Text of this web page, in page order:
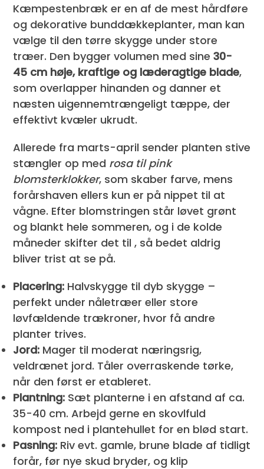
Kæmpestenbræk er en af de mest hårdføre
og dekorative bunddækkeplanter, man kan
vælge til den tørre skygge under store
træer. Den bygger volumen med sine30-
45 cm høje, kraftige og læderagtige blade,
som overlapper hinanden og danner et
næsten uigennemtrængeligt tæppe, der
effektivt kvæler ukrudt.
Allerede fra marts-april sender planten stive
stængler op med rosa til pink
blomsterklokker, som skaber farve, mens
forårshaven ellers kun er på nippet til at
vågne. Efter blomstringen står løvet grønt
og blankt hele sommeren, og i de kolde
måneder skifter det til, så bedet aldrig
bliver trist at se på.
Placering: Halvskygge til dyb skygge –
perfekt under nåletræer eller store
løvfældende trækroner, hvor få andre
planter trives.
Jord: Mager til moderat næringsrig,
veldrænet jord. Tåler overraskende tørke,
når den først er etableret.
Plantning: Sæt planterne i en afstand af ca.
35-40 cm. Arbejd gerne en skovlfuld
kompost ned i plantehullet for en blød start.
Pasning: Riv evt. gamle, brune blade af tidligt
forår, før nye skud bryder, og klip